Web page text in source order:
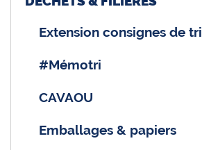
Extension consignes de tri
#Mémotri
CAVAOU
Emballages & papiers